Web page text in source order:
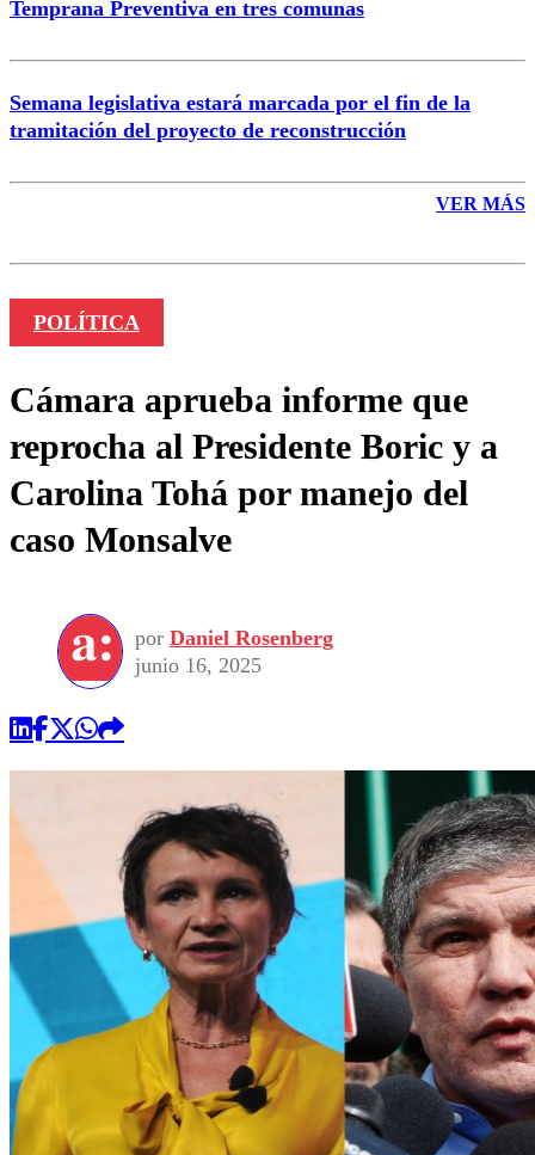
Temprana Preventiva en tres comunas
Semana legislativa estará marcada por el fin de la
tramitación del proyecto de reconstrucción
VER MÁS
POLÍTICA
Cámara aprueba informe que
reprocha al Presidente Boric y a
Carolina Tohá por manejo del
caso Monsalve
por Daniel Rosenberg
junio 16, 2025